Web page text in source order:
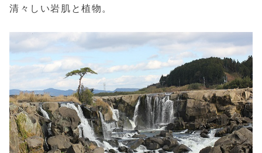
清々しい岩肌と植物。